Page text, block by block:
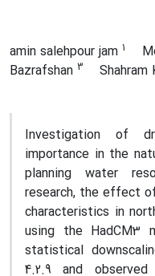
amin salehpour jam 1
Bazrafshan 3 Shahram
Investigation of
importance in the
planning water
research, the effect
characteristics in
using the HadCM3
statistical
4.2.9 and